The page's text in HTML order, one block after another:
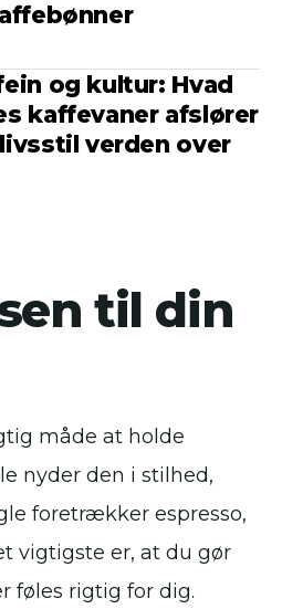
og kultur: Hvad
kaffevaner afslører
verden over
til din
måde at holde
nyder den i stilhed,
foretrækker espresso,
vigtigste er, at du gør
føles rigtig for dig.